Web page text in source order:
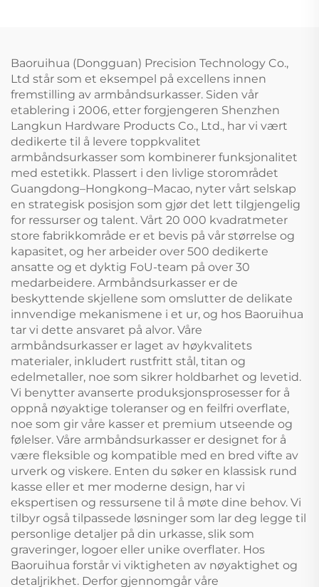
Baoruihua (Dongguan) Precision Technology Co.,
Ltd står som et eksempel på excellens innen
fremstilling av armbåndsurkasser. Siden vår
etablering i 2006, etter forgjengeren Shenzhen
Langkun Hardware Products Co., Ltd., har vi vært
dedikerte til å levere toppkvalitet
armbåndsurkasser som kombinerer funksjonalitet
med estetikk. Plassert i den livlige storområdet
Guangdong–Hongkong–Macao, nyter vårt selskap
en strategisk posisjon som gjør det lett tilgjengelig
for ressurser og talent. Vårt 20 000 kvadratmeter
store fabrikkområde er et bevis på vår størrelse og
kapasitet, og her arbeider over 500 dedikerte
ansatte og et dyktig FoU-team på over 30
medarbeidere. Armbåndsurkasser er de
beskyttende skjellene som omslutter de delikate
innvendige mekanismene i et ur, og hos Baoruihua
tar vi dette ansvaret på alvor. Våre
armbåndsurkasser er laget av høykvalitets
materialer, inkludert rustfritt stål, titan og
edelmetaller, noe som sikrer holdbarhet og levetid.
Vi benytter avanserte produksjonsprosesser for å
oppnå nøyaktige toleranser og en feilfri overflate,
noe som gir våre kasser et premium utseende og
følelser. Våre armbåndsurkasser er designet for å
være fleksible og kompatible med en bred vifte av
urverk og viskere. Enten du søker en klassisk rund
kasse eller et mer moderne design, har vi
ekspertisen og ressursene til å møte dine behov. Vi
tilbyr også tilpassede løsninger som lar deg legge til
personlige detaljer på din urkasse, slik som
graveringer, logoer eller unike overflater. Hos
Baoruihua forstår vi viktigheten av nøyaktighet og
detaljrikhet. Derfor gjennomgår våre